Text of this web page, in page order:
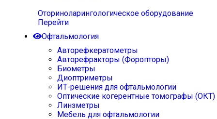
Оториноларингологическое оборудование
Перейти
Офтальмология
Авторефкератометры
Авторефракторы (Форопторы)
Биометры
Диоптриметры
ИТ-решения для офтальмологии
Оптические когерентные томографы (ОКТ)
Линзметры
Мебель для офтальмологии